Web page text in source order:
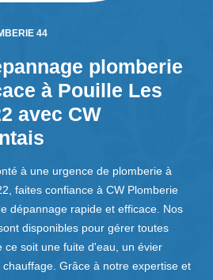
44
plomberie
à Pouille Les
avec CW
à une urgence de plomberie à
faites confiance à CW Plomberie
dépannage rapide et efficace. Nos
disponibles pour gérer toutes
ce soit une fuite d'eau, un évier
Grâce à notre expertise et